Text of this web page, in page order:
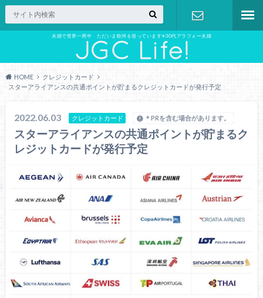
夫婦で世界一周中 ただいま欧州を巡っています✈︎30代アラフォー夫婦
お問い合わ
HOME
クレジットカード
スターアライアンスの共通ポイントが貯まるクレジットカードが発行予定
2022.06.03 クレジットカード ＊PRを含む場合があります。
スターアライアンスの共通ポイントが貯まるク
レジットカードが発行予定